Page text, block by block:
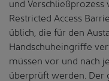
Restricted Access
üblich, die für den
Handschuheingriffe
müssen vor und nach
überprüft werden. Der